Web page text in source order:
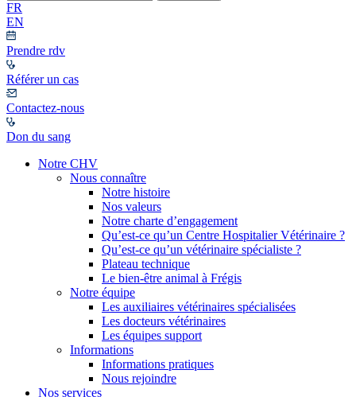
FR
EN
Prendre rdv
Référer un cas
Contactez-nous
Don du sang
Notre CHV
Nous connaître
Notre histoire
Nos valeurs
Notre charte d’engagement
Qu’est-ce qu’un Centre Hospitalier Vétérinaire ?
Qu’est-ce qu’un vétérinaire spécialiste ?
Plateau technique
Le bien-être animal à Frégis
Notre équipe
Les auxiliaires vétérinaires spécialisées
Les docteurs vétérinaires
Les équipes support
Informations
Informations pratiques
Nous rejoindre
Nos services